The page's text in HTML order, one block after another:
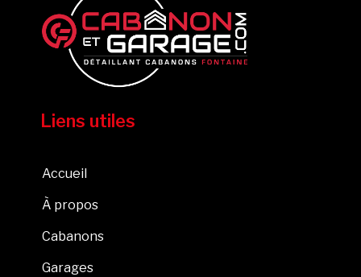
Liens utiles
Accueil
À propos
Cabanons
Garages